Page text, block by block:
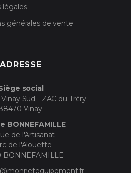
légales
générales de vente
ADRESSE
social
Sud - ZAC du Tréry
38470 Vinay
BONNEFAMILLE
de l'Artisanat
de l'Alouette
BONNEFAMILLE